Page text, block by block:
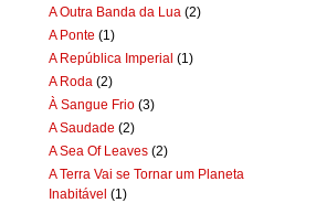
A Outra Banda da Lua (2)
A Ponte (1)
A República Imperial (1)
A Roda (2)
À Sangue Frio (3)
A Saudade (2)
A Sea Of Leaves (2)
A Terra Vai se Tornar um Planeta
Inabitável (1)